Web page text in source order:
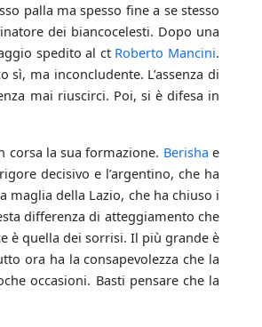
palla ma spesso fine a se stesso
dei biancocelesti. Dopo una
spedito al ct Roberto Mancini.
sì, ma inconcludente. L’assenza di
mai riuscirci. Poi, si è difesa in
corsa la sua formazione. Berisha e
decisivo e l’argentino, che ha
maglia della Lazio, che ha chiuso i
differenza di atteggiamento che
è quella dei sorrisi. Il più grande è
ora ha la consapevolezza che la
occasioni. Basti pensare che la